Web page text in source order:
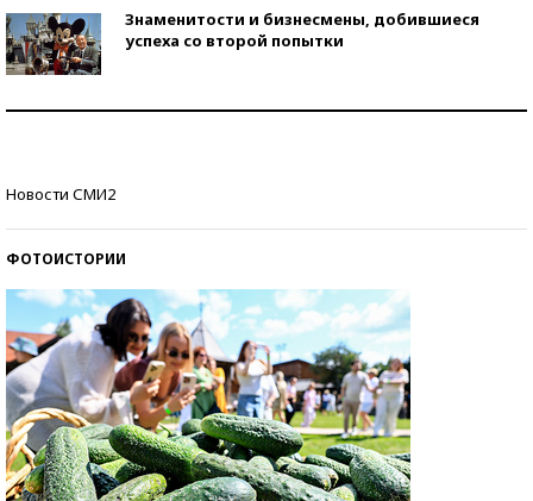
Знаменитости и бизнесмены, добившиеся
успеха со второй попытки
Новости СМИ2
ФОТОИСТОРИИ